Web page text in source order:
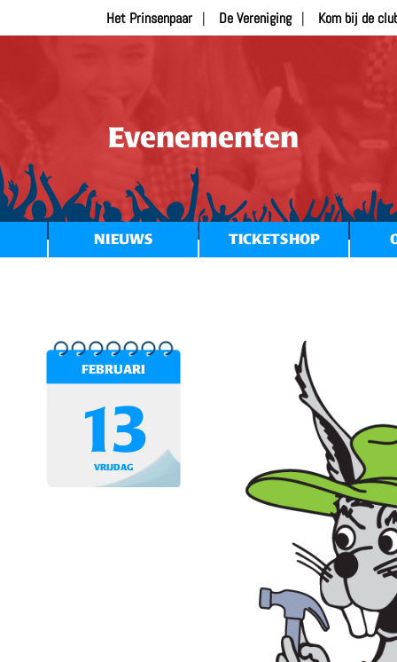
Evenementen
Het Prinsenpaar De Vereniging Kom bij de
NIEUWS TICKETSHOP
FEBRUARI
13
VRIJDAG